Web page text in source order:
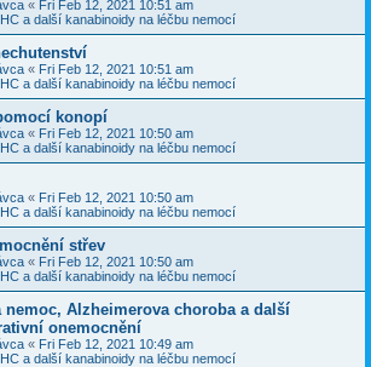
« Fri Feb 12, 2021 10:51 am
a další kanabinoidy na léčbu nemocí
« Fri Feb 12, 2021 10:51 am
a další kanabinoidy na léčbu nemocí
konopí
« Fri Feb 12, 2021 10:50 am
a další kanabinoidy na léčbu nemocí
« Fri Feb 12, 2021 10:50 am
a další kanabinoidy na léčbu nemocí
střev
« Fri Feb 12, 2021 10:50 am
a další kanabinoidy na léčbu nemocí
nemoc, Alzheimerova choroba a další
onemocnění
« Fri Feb 12, 2021 10:49 am
a další kanabinoidy na léčbu nemocí